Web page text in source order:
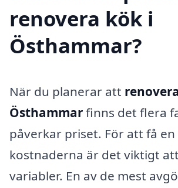
renovera kök i
Östhammar?
När du planerar att
Östhammarfinns det flera
påverkar priset. För att få
kostnaderna är det viktigt
variabler. En av de mest